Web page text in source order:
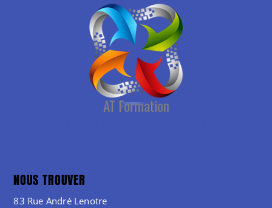
NOUS TROUVER
83 Rue André Lenotre